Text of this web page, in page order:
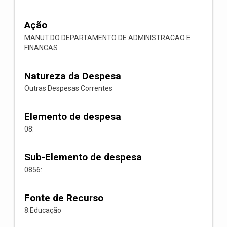
Ação
MANUT.DO DEPARTAMENTO DE ADMINISTRACAO E
FINANCAS
Natureza da Despesa
Outras Despesas Correntes
Elemento de despesa
08:
Sub-Elemento de despesa
0856:
Fonte de Recurso
8:Educação